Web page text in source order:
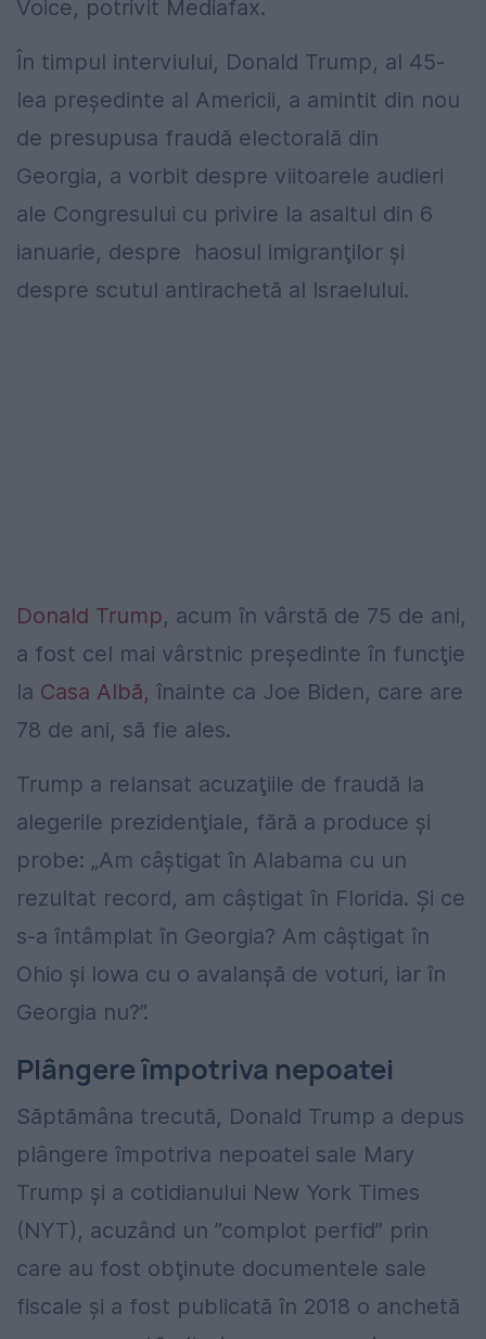
Voice, potrivit Mediafax.
În timpul interviului, Donald Trump, al 45-
lea preşedinte al Americii, a amintit din nou
de presupusa fraudă electorală din
Georgia, a vorbit despre viitoarele audieri
ale Congresului cu privire la asaltul din 6
ianuarie, despre haosul imigranţilor și
despre scutul antirachetă al Israelului.
Donald Trump, acum în vârstă de 75 de ani,
a fost cel mai vârstnic preşedinte în funcţie
la Casa Albă, înainte ca Joe Biden, care are
78 de ani, să fie ales.
Trump a relansat acuzaţiile de fraudă la
alegerile prezidenţiale, fără a produce şi
probe: „Am câştigat în Alabama cu un
rezultat record, am câştigat în Florida. Şi ce
s-a întâmplat în Georgia? Am câştigat în
Ohio şi Iowa cu o avalanşă de voturi, iar în
Georgia nu?”.
Plângere împotriva nepoatei
Săptămâna trecută, Donald Trump a depus
plângere împotriva nepoatei sale Mary
Trump şi a cotidianului New York Times
(NYT), acuzând un ”complot perfid” prin
care au fost obţinute documentele sale
fiscale şi a fost publicată în 2018 o anchetă